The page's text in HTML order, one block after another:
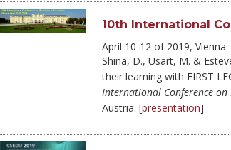
10th International
April 10-12 of 2019, Vienna
Shina, D., Usart, M. &
their learning with FIRST
International Conference on
Austria. [presentation]